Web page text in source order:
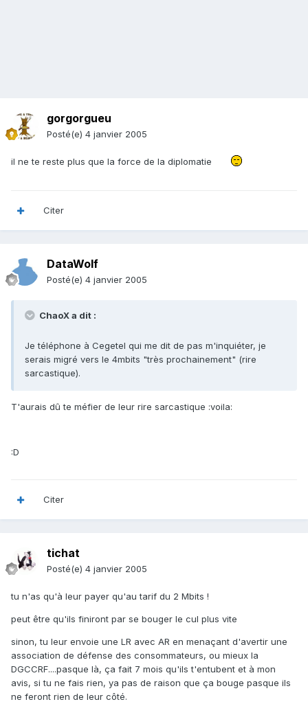
gorgorgueu
Posté(e) 4 janvier 2005
il ne te reste plus que la force de la diplomatie
Citer
DataWolf
Posté(e) 4 janvier 2005
ChaoX a dit :
Je téléphone à Cegetel qui me dit de pas m'inquiéter, je
serais migré vers le 4mbits "très prochainement" (rire
sarcastique).
T'aurais dû te méfier de leur rire sarcastique :voila:
:D
Citer
tichat
Posté(e) 4 janvier 2005
tu n'as qu'à leur payer qu'au tarif du 2 Mbits !
peut être qu'ils finiront par se bouger le cul plus vite
sinon, tu leur envoie une LR avec AR en menaçant d'avertir une
association de défense des consommateurs, ou mieux la
DGCCRF....pasque là, ça fait 7 mois qu'ils t'entubent et à mon
avis, si tu ne fais rien, ya pas de raison que ça bouge pasque ils
ne feront rien de leur côté.